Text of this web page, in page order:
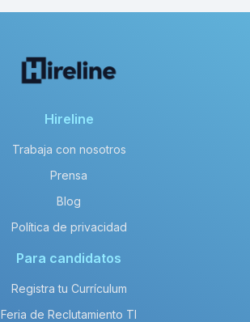
Hireline
Trabaja con nosotros
Prensa
Blog
Política de privacidad
Para candidatos
Registra tu Currículum
Feria de Reclutamiento TI